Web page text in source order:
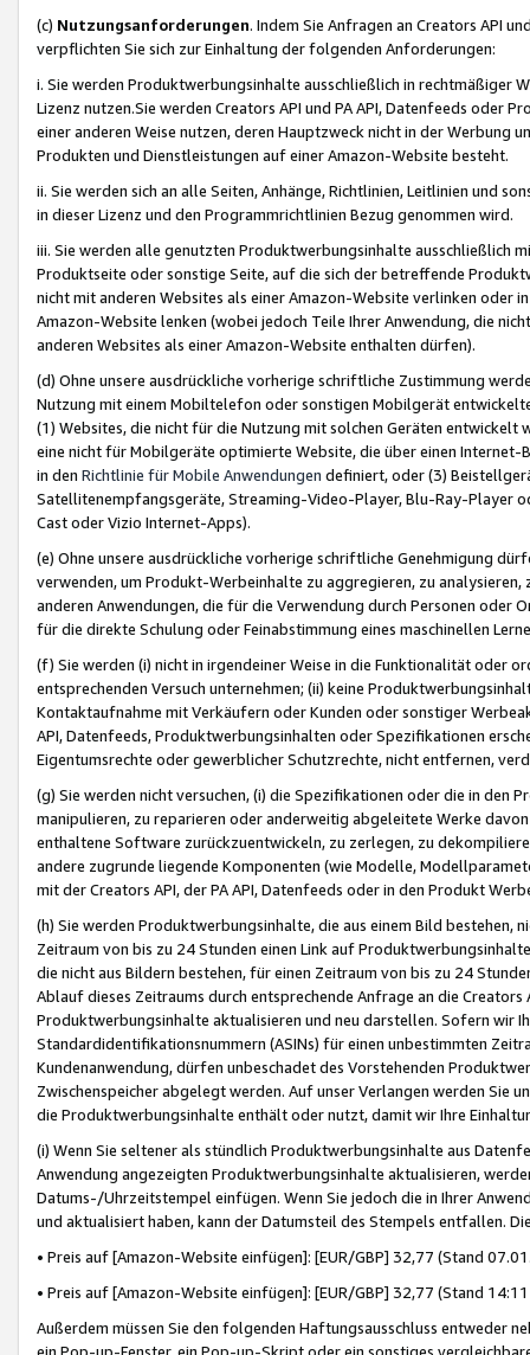
(c) Nutzungsanforderungen. Indem Sie Anfragen an Creators API
verpflichten Sie sich zur Einhaltung der folgenden Anforderungen:
i. Sie werden Produktwerbungsinhalte ausschließlich in rechtmäßiger
Lizenz nutzen.Sie werden Creators API und PA API, Datenfeeds oder
einer anderen Weise nutzen, deren Hauptzweck nicht in der Werbung
Produkten und Dienstleistungen auf einer Amazon-Website besteht.
ii. Sie werden sich an alle Seiten, Anhänge, Richtlinien, Leitlinien und
in dieser Lizenz und den Programmrichtlinien Bezug genommen wird.
iii. Sie werden alle genutzten Produktwerbungsinhalte ausschließlich
Produktseite oder sonstige Seite, auf die sich der betreffende
nicht mit anderen Websites als einer Amazon-Website verlinken oder
Amazon-Website lenken (wobei jedoch Teile Ihrer Anwendung, die
anderen Websites als einer Amazon-Website enthalten dürfen).
(d) Ohne unsere ausdrückliche vorherige schriftliche Zustimmung
Nutzung mit einem Mobiltelefon oder sonstigen Mobilgerät
(1) Websites, die nicht für die Nutzung mit solchen Geräten
eine nicht für Mobilgeräte optimierte Website, die über einen
in den Richtlinie für Mobile Anwendungen definiert, oder (3)
Satellitenempfangsgeräte, Streaming-Video-Player, Blu-Ray-Player
Cast oder Vizio Internet-Apps).
(e) Ohne unsere ausdrückliche vorherige schriftliche Genehmigung
verwenden, um Produkt-Werbeinhalte zu aggregieren, zu
anderen Anwendungen, die für die Verwendung durch Personen
für die direkte Schulung oder Feinabstimmung eines maschinellen
(f) Sie werden (i) nicht in irgendeiner Weise in die Funktionalität oder
entsprechenden Versuch unternehmen; (ii) keine
Kontaktaufnahme mit Verkäufern oder Kunden oder sonstiger
API, Datenfeeds, Produktwerbungsinhalten oder Spezifikationen
Eigentumsrechte oder gewerblicher Schutzrechte, nicht entfernen,
(g) Sie werden nicht versuchen, (i) die Spezifikationen oder die in
manipulieren, zu reparieren oder anderweitig abgeleitete Werke
enthaltene Software zurückzuentwickeln, zu zerlegen, zu
andere zugrunde liegende Komponenten (wie Modelle,
mit der Creators API, der PA API, Datenfeeds oder in den Produkt
(h) Sie werden Produktwerbungsinhalte, die aus einem Bild bestehen,
Zeitraum von bis zu 24 Stunden einen Link auf
die nicht aus Bildern bestehen, für einen Zeitraum von bis zu 24
Ablauf dieses Zeitraums durch entsprechende Anfrage an die
Produktwerbungsinhalte aktualisieren und neu darstellen. Sofern wir
Standardidentifikationsnummern (ASINs) für einen unbestimmten
Kundenanwendung, dürfen unbeschadet des Vorstehenden
Zwischenspeicher abgelegt werden. Auf unser Verlangen werden Sie
die Produktwerbungsinhalte enthält oder nutzt, damit wir Ihre
(i) Wenn Sie seltener als stündlich Produktwerbungsinhalte aus
Anwendung angezeigten Produktwerbungsinhalte aktualisieren,
Datums-/Uhrzeitstempel einfügen. Wenn Sie jedoch die in Ihrer
und aktualisiert haben, kann der Datumsteil des Stempels entfallen.
• Preis auf [Amazon-Website einfügen]: [EUR/GBP] 32,77 (Stand
• Preis auf [Amazon-Website einfügen]: [EUR/GBP] 32,77 (Stand
Außerdem müssen Sie den folgenden Haftungsausschluss entweder
ein Pop-up-Fenster, ein Pop-up-Skript oder ein sonstiges